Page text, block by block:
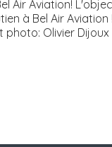
Air Aviation!
à Bel Air Aviation
photo: Olivier Dijoux